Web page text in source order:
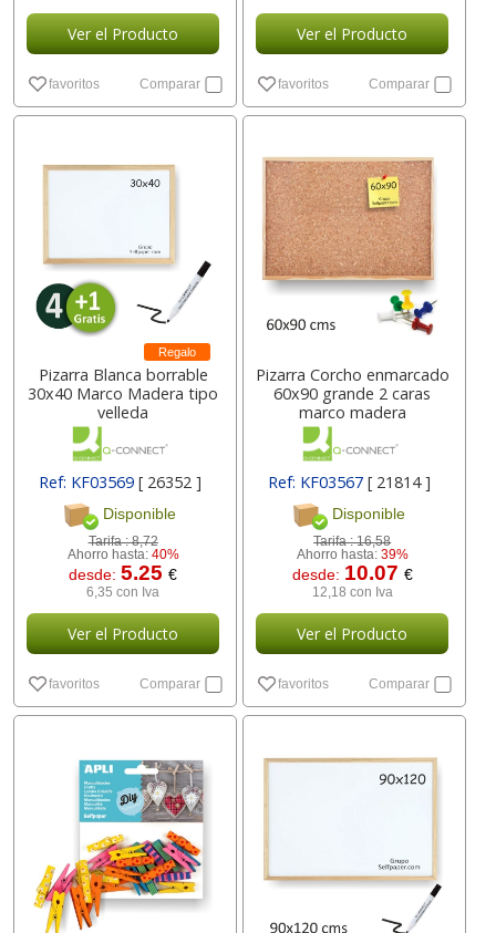
Ver el Producto
favoritos Comparar
Ver el Producto
favoritos Comparar
Regalo
Pizarra Blanca borrable
30x40 Marco Madera tipo
velleda
Ref: KF03569 [ 26352 ]
Disponible
Tarifa :8,72
Ahorro hasta: 40%
desde:5.25€
6,35 con Iva
Ver el Producto
favoritos Comparar
Pizarra Corcho enmarcado
60x90 grande 2 caras
marco madera
Ref: KF03567 [ 21814 ]
Disponible
Tarifa :16,58
Ahorro hasta: 39%
desde: 10.07 €
12,18 con Iva
Ver el Producto
favoritos Comparar